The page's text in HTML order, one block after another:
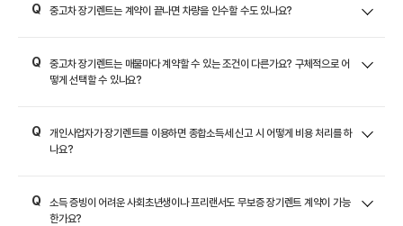
중고차 장기렌트는 계약이 끝나면 차량을 인수할 수도 있나요?
중고차 장기렌트는 매물마다 계약할 수 있는 조건이 다른가요? 구체적으로 어
떻게 선택할 수 있나요?
개인사업자가 장기렌트를 이용하면 종합소득세 신고 시 어떻게 비용 처리를 하
나요?
소득 증빙이 어려운 사회초년생이나 프리랜서도 무보증 장기렌트 계약이 가능
한가요?